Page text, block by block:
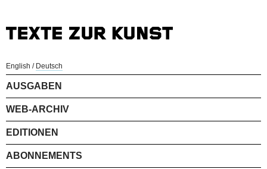
English / Deutsch
AUSGABEN
WEB-ARCHIV
EDITIONEN
ABONNEMENTS